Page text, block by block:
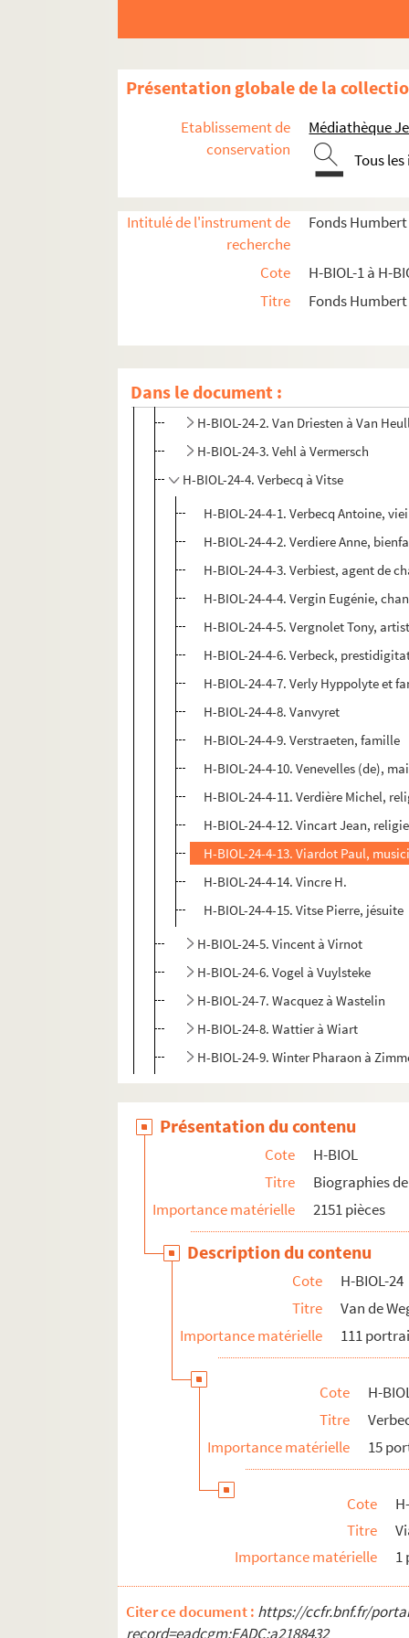
Présentation globale de la
Etablissement de
conservation
Médiathèque
Tous
Intitulé de l'instrument de
recherche
Fonds
Cote
H-BIOL-1 à H-
Titre
Fonds
Dans le document :
H-BIOL-14. Hedde à Kerteux
H-BIOL-16. Le Fel à Lequenne
H-BIOL-17. Lequeux à Marie Grosse-Tête
H-BIOL-19. Montgivet à Paris de
H-BIOL-20. Parrayon à Puvrez
H-BIOL-21. Quartelette à Salembier
H-BIOL-22. Sacqueleu à Sylvius
H-BIOL-24-1. Van de Weghe à
H-BIOL-24-2. Van Driesten à Van
H-BIOL-24-3. Vehl à Vermersch
H-BIOL-24-4. Verbecq à Vitse
H-BIOL-24-4-1. Verbecq Antoine,
H-BIOL-24-4-2. Verdiere Anne,
H-BIOL-24-4-3. Verbiest, agent de
H-BIOL-24-4-4. Vergin Eugénie,
H-BIOL-24-4-5. Vergnolet Tony,
H-BIOL-24-4-6. Verbeck,
H-BIOL-24-4-7. Verly Hyppolyte et
H-BIOL-24-4-8. Vanvyret
H-BIOL-24-4-9. Verstraeten, famille
H-BIOL-24-4-10. Venevelles (de),
H-BIOL-24-4-11. Verdière Michel,
H-BIOL-24-4-12. Vincart Jean,
H-BIOL-24-4-13. Viardot Paul,
H-BIOL-24-4-14. Vincre H.
H-BIOL-24-4-15. Vitse Pierre, jésuite
H-BIOL-24-5. Vincent à Virnot
H-BIOL-24-6. Vogel à Vuylsteke
H-BIOL-24-7. Wacquez à Wastelin
H-BIOL-24-8. Wattier à Wiart
H-BIOL-24-9. Winter Pharaon à
Présentation du contenu
Cote
H-BIOL
Titre
Biographies
Importance matérielle
2151 pièces
Description du contenu
Cote
H-BIOL-24
Titre
Van de
Importance matérielle
111
Cote
H-
Titre
Importance matérielle
15
Cote
Titre
Importance matérielle
1
Citer ce document : https://ccfr.bnf.fr/
record=eadcgm:EADC:a2188432